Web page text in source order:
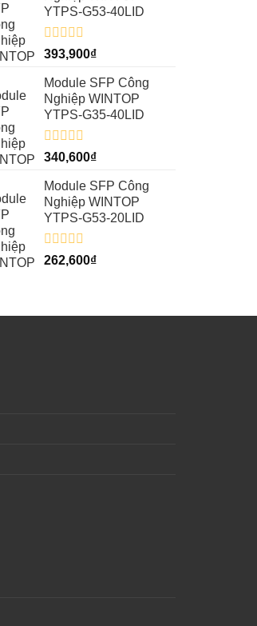
sao
YTPS-G53-40LID
Được
hạng
0
5
sao
393,900₫
Module SFP Công
Nghiệp WINTOP
YTPS-G35-40LID
Được
hạng
0
5
sao
340,600₫
Module SFP Công
Nghiệp WINTOP
YTPS-G53-20LID
Được
262,600₫